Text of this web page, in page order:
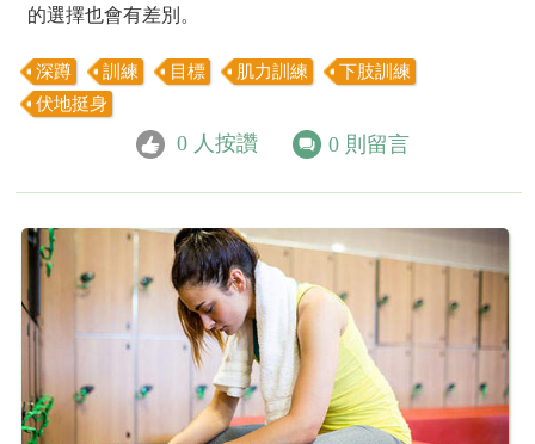
的選擇也會有差別。
深蹲 訓練 目標 肌力訓練
下肢訓練
伏地挺身
0 人按讚 0 則留言